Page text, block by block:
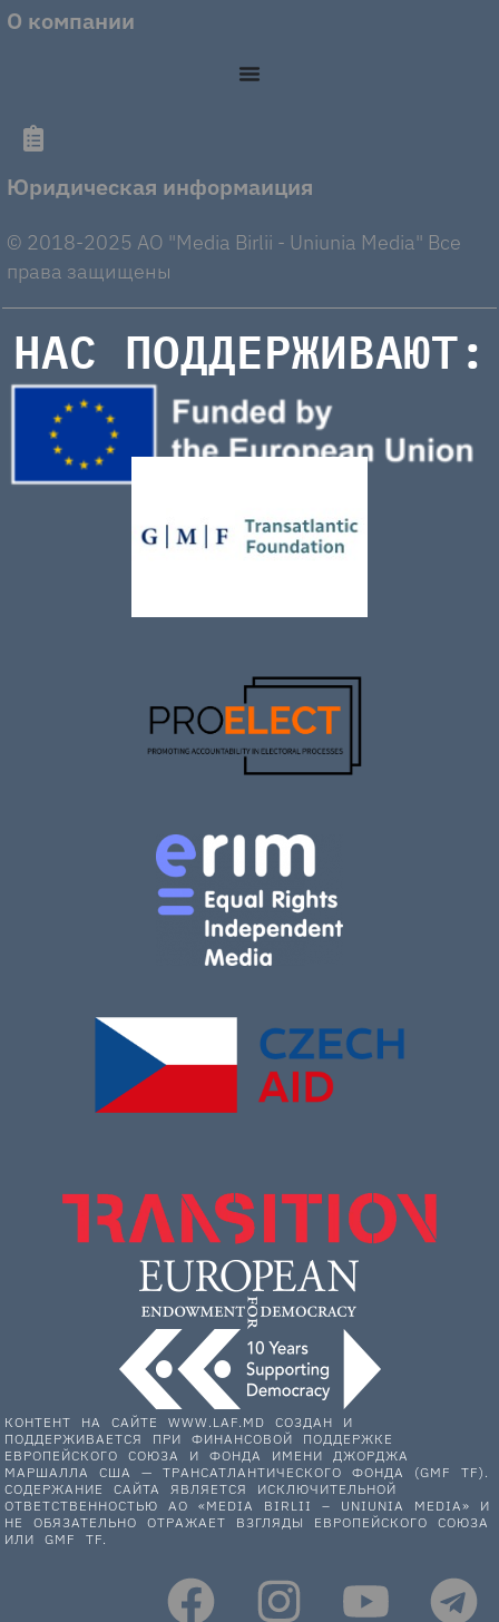
О компании
Юридическая информаиция
© 2018-2025 AO "Media Birlii - Uniunia Media" Все
права защищены
НАС ПОДДЕРЖИВАЮТ:
КОНТЕНТ НА САЙТЕ WWW.LAF.MD СОЗДАН И
ПОДДЕРЖИВАЕТСЯ ПРИ ФИНАНСОВОЙ ПОДДЕРЖКЕ
ЕВРОПЕЙСКОГО СОЮЗА И ФОНДА ИМЕНИ ДЖОРДЖА
МАРШАЛЛА США — ТРАНСАТЛАНТИЧЕСКОГО ФОНДА (GMF TF).
СОДЕРЖАНИЕ САЙТА ЯВЛЯЕТСЯ ИСКЛЮЧИТЕЛЬНОЙ
ОТВЕТСТВЕННОСТЬЮ АО «MEDIA BIRLII – UNIUNIA MEDIA» И
НЕ ОБЯЗАТЕЛЬНО ОТРАЖАЕТ ВЗГЛЯДЫ ЕВРОПЕЙСКОГО СОЮЗА
ИЛИ GMF TF.